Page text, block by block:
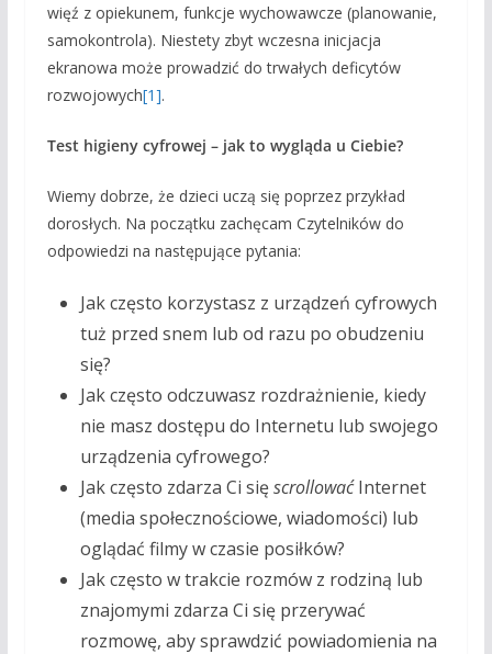
więź z opiekunem, funkcje wychowawcze (planowanie,
samokontrola). Niestety zbyt wczesna inicjacja
ekranowa może prowadzić do trwałych deficytów
rozwojowych[1].
Test higieny cyfrowej – jak to wygląda u Ciebie?
Wiemy dobrze, że dzieci uczą się poprzez przykład
dorosłych. Na początku zachęcam Czytelników do
odpowiedzi na następujące pytania:
Jak często korzystasz z urządzeń cyfrowych
tuż przed snem lub od razu po obudzeniu
się?
Jak często odczuwasz rozdrażnienie, kiedy
nie masz dostępu do Internetu lub swojego
urządzenia cyfrowego?
Jak często zdarza Ci sięscrollowaćInternet
(media społecznościowe, wiadomości) lub
oglądać filmy w czasie posiłków?
Jak często w trakcie rozmów z rodziną lub
znajomymi zdarza Ci się przerywać
rozmowę, aby sprawdzić powiadomienia na